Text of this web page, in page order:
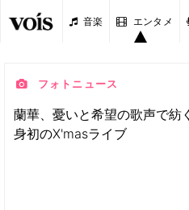
音楽 エンタメ
フォトニュース
蘭華、憂いと希望の歌声で
身初のX'masライブ